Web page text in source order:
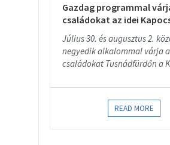
Gazdag programmal
családokat az idei
Július 30. és augusztus 2.
negyedik alkalommal várja a
családokat Tusnádfürdőn a
READ MORE